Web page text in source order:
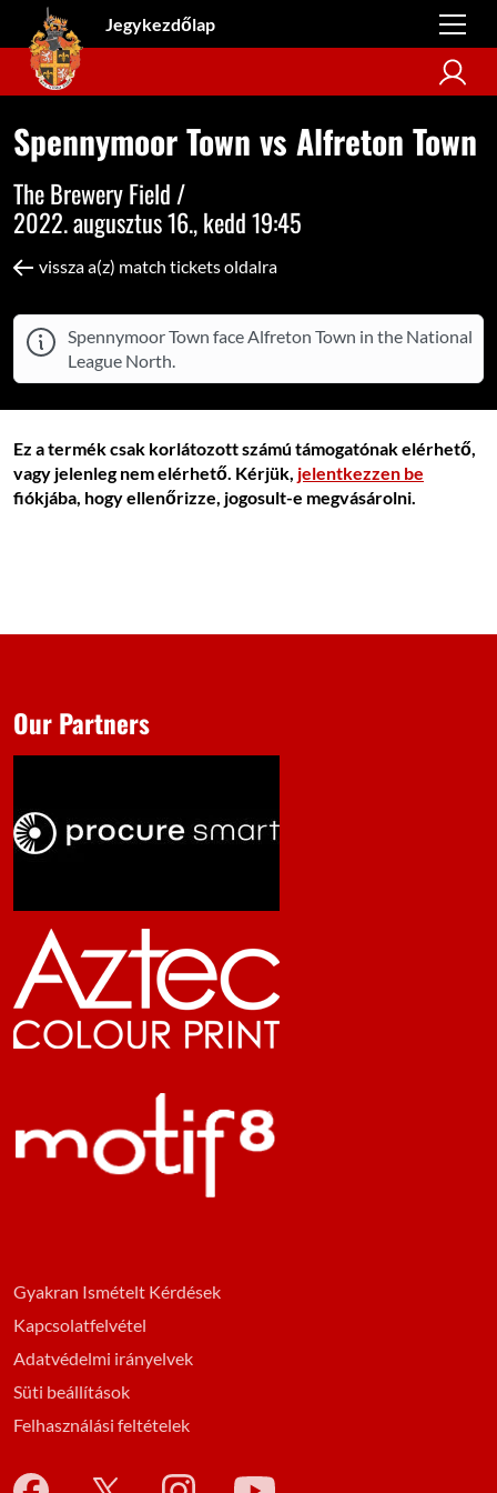
Jegykezdőlap
Spennymoor Town vs Alfreton Town
The Brewery Field /
2022. augusztus 16., kedd 19:45
vissza a(z) match tickets oldalra
Spennymoor Town face Alfreton Town in the National
League North.
Ez a termék csak korlátozott számú támogatónak elérhető,
vagy jelenleg nem elérhető. Kérjük, jelentkezzen be
fiókjába, hogy ellenőrizze, jogosult-e megvásárolni.
Gyakran Ismételt Kérdések
Kapcsolatfelvétel
Adatvédelmi irányelvek
Süti beállítások
Felhasználási feltételek
Our Partners